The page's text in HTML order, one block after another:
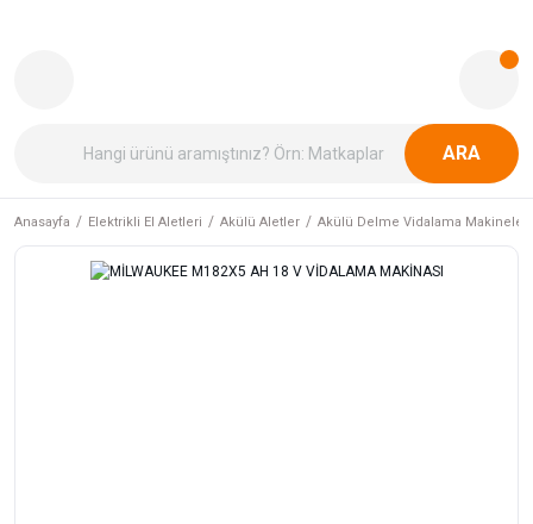
ARA
Anasayfa Elektrikli El Aletleri Akülü Aletler Akülü Delme Vidalama Makineleri